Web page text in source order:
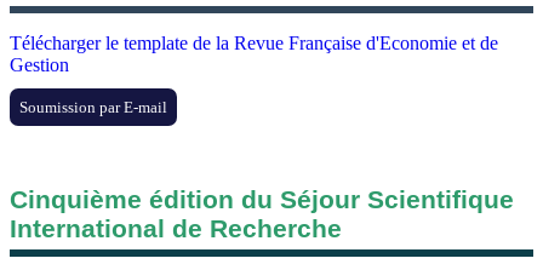
Télécharger le template de la Revue Française d'Economie et de
Gestion
Soumission par E-mail
Cinquième édition du Séjour Scientifique
International de Recherche